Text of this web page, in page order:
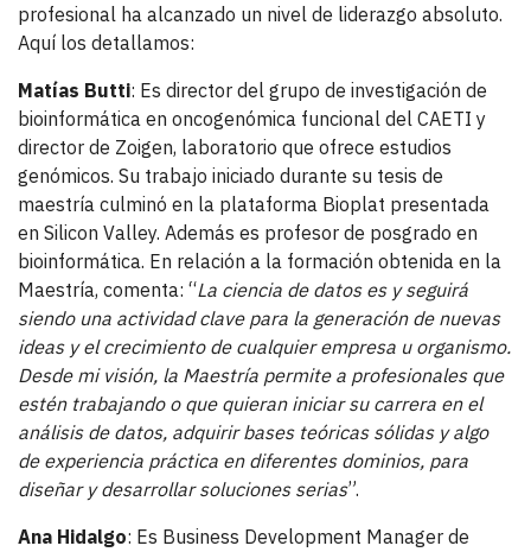
profesional ha alcanzado un nivel de liderazgo absoluto.
Aquí los detallamos:
Matías Butti: Es director del grupo de investigación de
bioinformática en oncogenómica funcional del CAETI y
director de Zoigen, laboratorio que ofrece estudios
genómicos. Su trabajo iniciado durante su tesis de
maestría culminó en la plataforma Bioplat presentada
en Silicon Valley. Además es profesor de posgrado en
bioinformática. En relación a la formación obtenida en la
Maestría, comenta: “La ciencia de datos es y seguirá
siendo una actividad clave para la generación de nuevas
ideas y el crecimiento de cualquier empresa u organismo.
Desde mi visión, la Maestría permite a profesionales que
estén trabajando o que quieran iniciar su carrera en el
análisis de datos, adquirir bases teóricas sólidas y algo
de experiencia práctica en diferentes dominios, para
diseñar y desarrollar soluciones serias”.
Ana Hidalgo: Es Business Development Manager de